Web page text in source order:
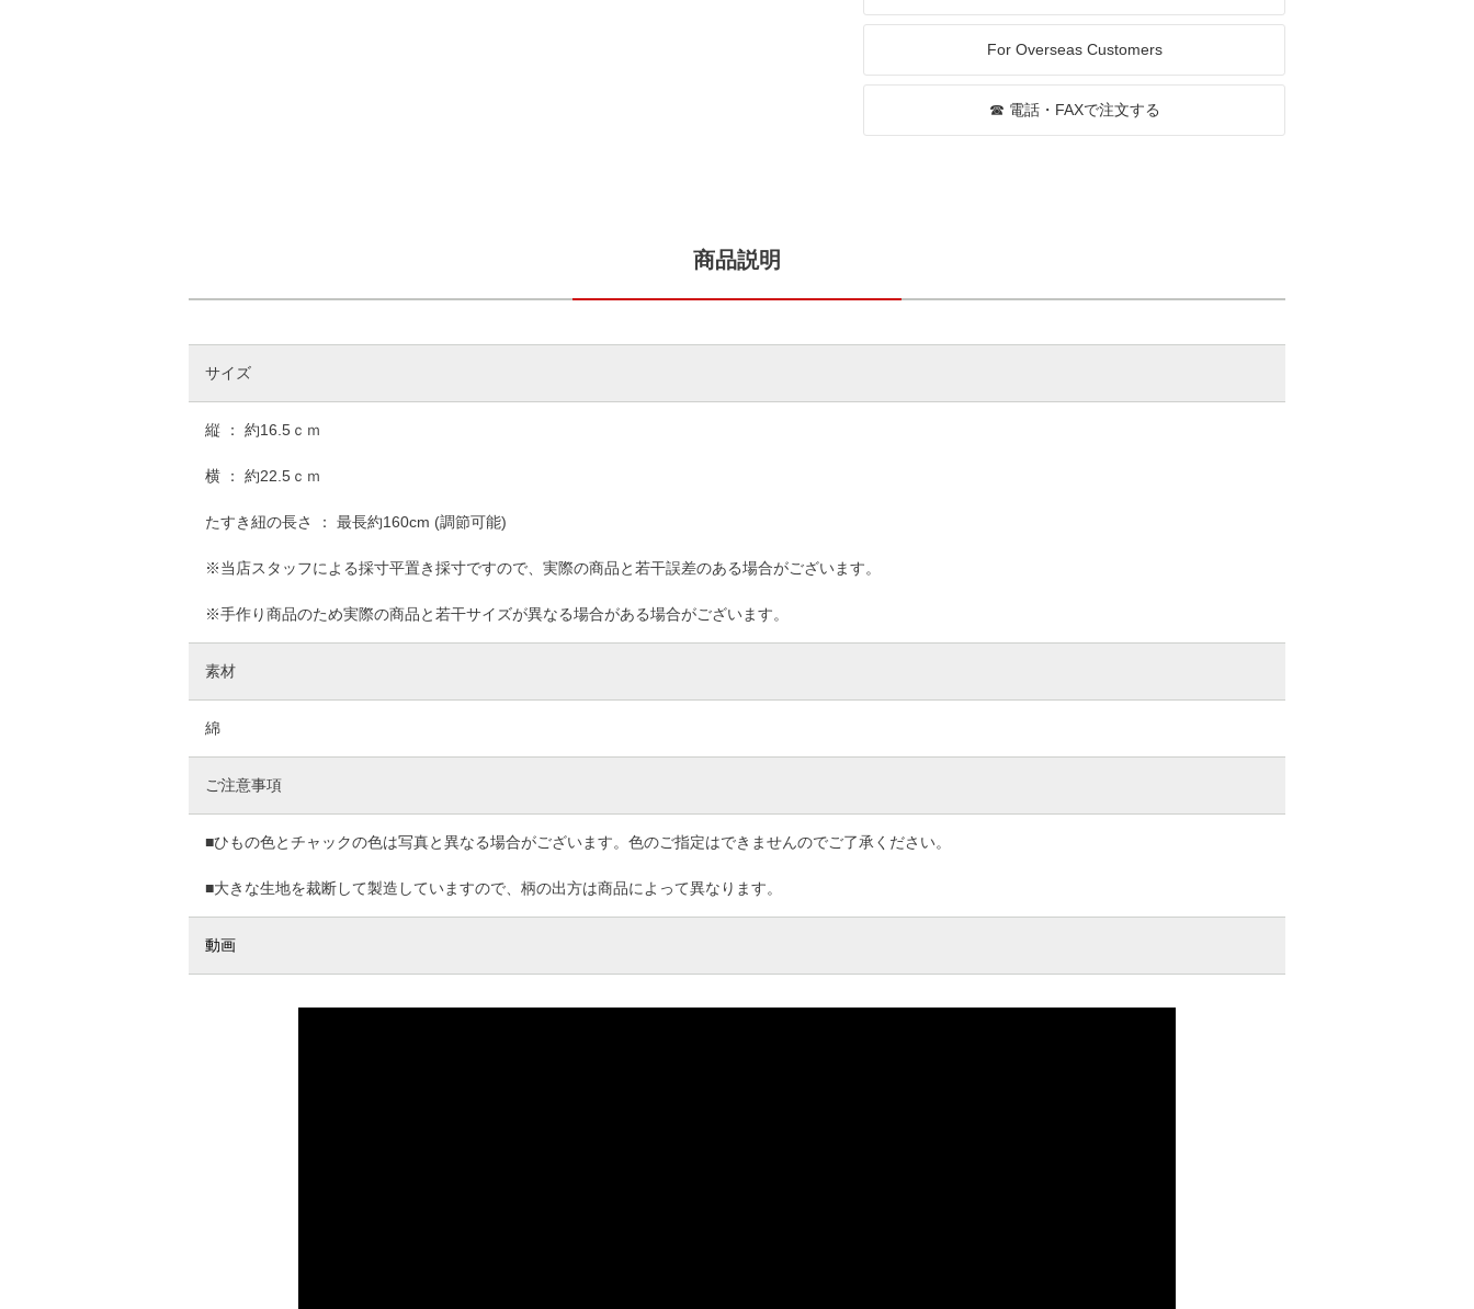
For Overseas Customers
☎ 電話・FAXで注文する
商品説明
サイズ
縦 ： 約16.5ｃｍ
横 ： 約22.5ｃｍ
たすき紐の長さ ： 最長約160cm (調節可能)
※当店スタッフによる採寸平置き採寸ですので、実際の商品と若干誤差のある場合がございます。
※手作り商品のため実際の商品と若干サイズが異なる場合がある場合がございます。
素材
綿
ご注意事項
■ひもの色とチャックの色は写真と異なる場合がございます。色のご指定はできませんのでご了承ください。
■大きな生地を裁断して製造していますので、柄の出方は商品によって異なります。